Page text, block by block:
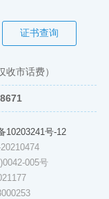
证书查询
收市话费）
10203241号-12
005号